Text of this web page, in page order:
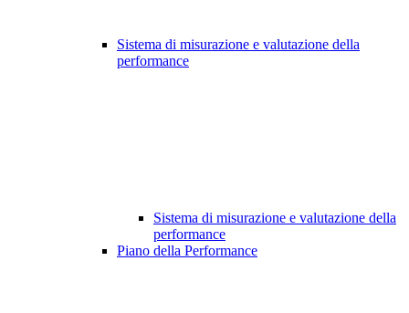
Sistema di misurazione e valutazione della
performance
Sistema di misurazione e valutazione della
performance
Piano della Performance